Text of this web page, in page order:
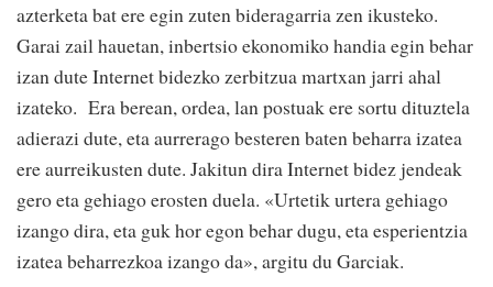
azterketa bat ere egin zuten bideragarria zen ikusteko.
Garai zail hauetan, inbertsio ekonomiko handia egin behar
izan dute Internet bidezko zerbitzua martxan jarri ahal
izateko. Era berean, ordea, lan postuak ere sortu dituztela
adierazi dute, eta aurrerago besteren baten beharra izatea
ere aurreikusten dute. Jakitun dira Internet bidez jendeak
gero eta gehiago erosten duela. «Urtetik urtera gehiago
izango dira, eta guk hor egon behar dugu, eta esperientzia
izatea beharrezkoa izango da», argitu du Garciak.